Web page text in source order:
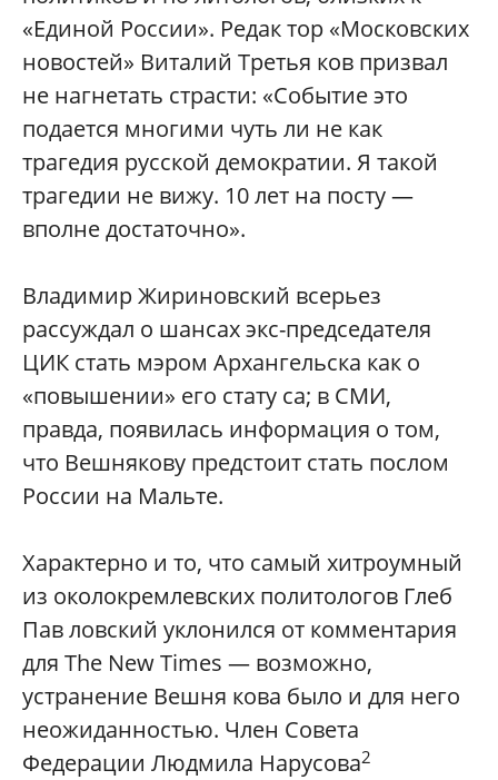
«Единой России». Редак тор «Московских
новостей» Виталий Третья ков призвал
не нагнетать страсти: «Событие это
подается многими чуть ли не как
трагедия русской демократии. Я такой
трагедии не вижу. 10 лет на посту —
вполне достаточно».
Владимир Жириновский всерьез
рассуждал о шансах экс-председателя
ЦИК стать мэром Архангельска как о
«повышении» его стату са; в СМИ,
правда, появилась информация о том,
что Вешнякову предстоит стать послом
России на Мальте.
Характерно и то, что самый хитроумный
из околокремлевских политологов Глеб
Пав ловский уклонился от комментария
для The New Times — возможно,
устранение Вешня кова было и для него
неожиданностью. Член Совета
Федерации Людмила Нарусова2